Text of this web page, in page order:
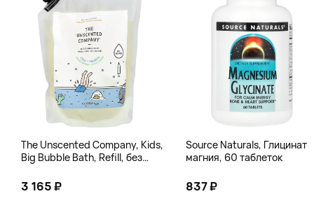
The Unscented Company, Kids,
Big Bubble Bath, Refill, без
Унции)
3 165 ₽
Source Naturals, Глицинат
магния, 60 таблеток
837 ₽